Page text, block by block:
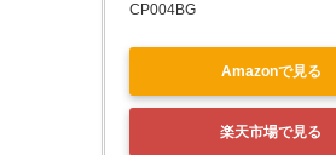
CP004BG
Amazonで見る
楽天市場で見る